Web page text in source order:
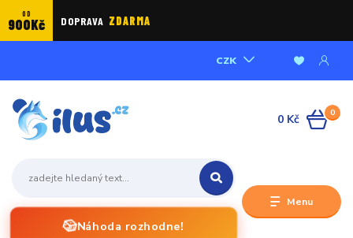
OD
900Kč DOPRAVA ZDARMA
Menu
CZK
🎲Náhoda rozhodne!
0
0 Kč